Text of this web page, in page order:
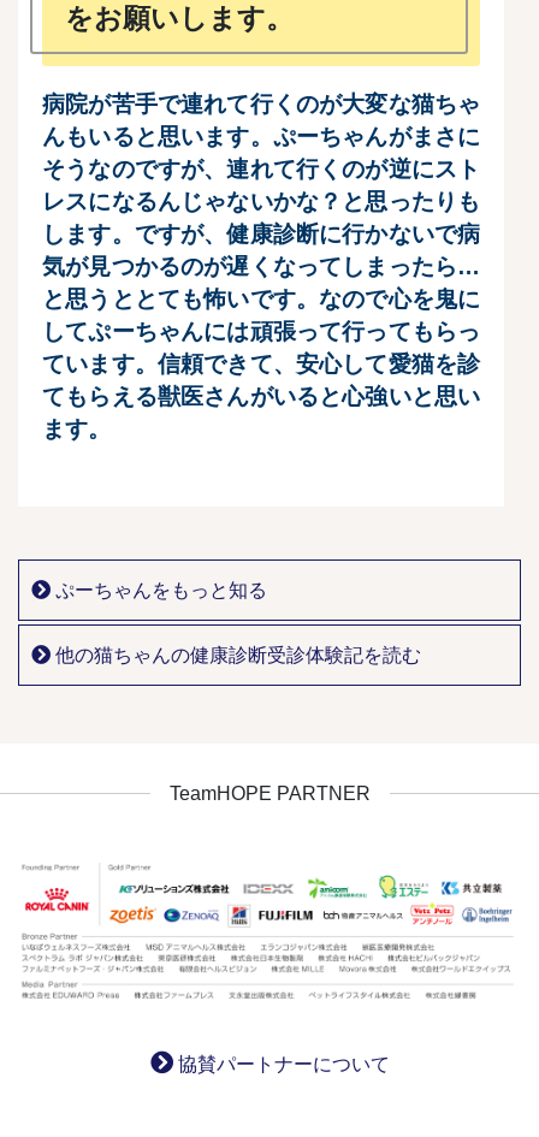
をお願いします。
病院が苦手で連れて行くのが大変な猫ちゃ
んもいると思います。 ぷーちゃんがまさに
そうなのですが、連れて行くのが逆にスト
レスになるんじゃないかな？と思ったりも
します。 ですが、健康診断に行かないで病
気が見つかるのが遅くなってしまったら…
と思うととても怖いです。 なので心を鬼に
してぷーちゃんには頑張って行ってもらっ
ています。 信頼できて、安心して愛猫を診
てもらえる獣医さんがいると心強いと思い
ます。
ぷーちゃんをもっと知る
他の猫ちゃんの健康診断受診体験記を読む
TeamHOPE PARTNER
協賛パートナーについて